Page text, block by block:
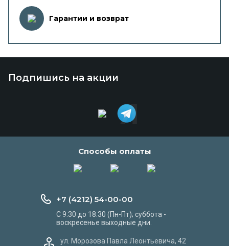
Гарантии и возврат
Подпишись на акции
Способы оплаты
+7 (4212) 54-00-00
С 9:30 до 18:30 (Пн-Пт); суббота -
воскресенье выходные дни.
ул. Морозова Павла Леонтьевича, 42